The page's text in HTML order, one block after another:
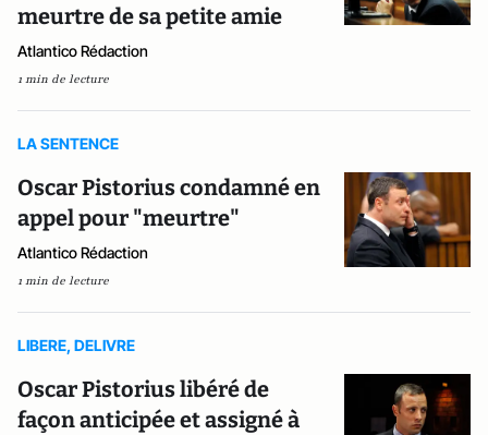
meurtre de sa petite amie
Atlantico Rédaction
1 min de lecture
LA SENTENCE
Oscar Pistorius condamné en
appel pour "meurtre"
Atlantico Rédaction
1 min de lecture
LIBERE, DELIVRE
Oscar Pistorius libéré de
façon anticipée et assigné à